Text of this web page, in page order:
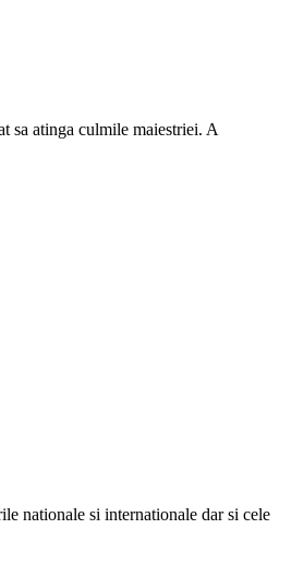
sa atinga culmile maiestriei. A
nationale si internationale dar si cele